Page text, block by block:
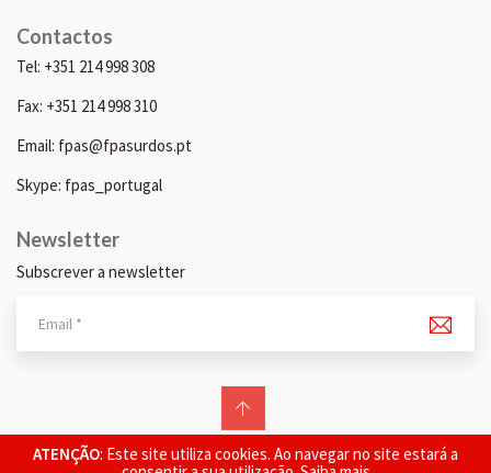
ATENÇÃO: Este site utiliza cookies. Ao navegar no site estará a
Contactos
Tel: +351 214 998 308
Fax: +351 214 998 310
Email: fpas@fpasurdos.pt
Skype: fpas_portugal
Newsletter
Subscrever a newsletter
© 2026 FPAS. Todos os direitos reservados.